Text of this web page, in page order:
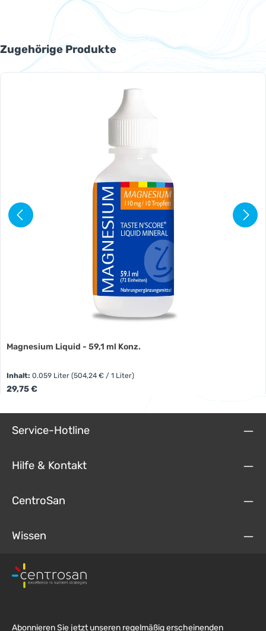
Produktgalerie überspringen
Zugehörige Produkte
Magnesium Liquid - 59,1 ml Konz.
Inhalt:0.059 Liter(504,24 € / 1 Liter)
Regulärer Preis:
29,75 €
Service-Hotline
Hilfe & Kontakt
CentroSan
Wissen
Abonnieren Sie jetzt unseren regelmäßig erscheinenden